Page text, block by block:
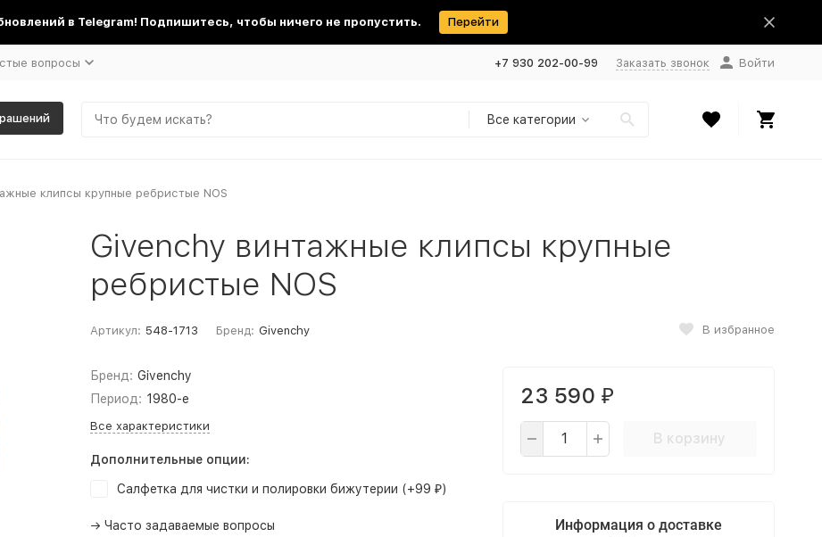
в Telegram! Подпишитесь, чтобы ничего не пропустить. Перейти
вопросы +7 930 202-00-99 Заказать звонок Войти
Все категории
клипсы крупные ребристые NOS
Givenchy винтажные клипсы крупные
ребристые NOS
Артикул: 548-1713 Бренд: Givenchy В избранное
Бренд: Givenchy
Период: 1980-е
Все характеристики
Дополнительные опции:
Салфетка для чистки и полировки бижутерии (+99 ₽)
→ Часто задаваемые вопросы
23 590 ₽
В корзину
Информация о доставке